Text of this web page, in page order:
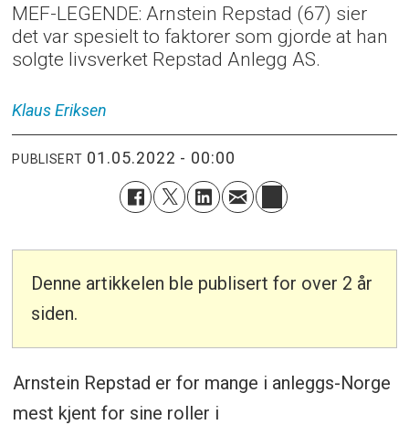
MEF-LEGENDE: Arnstein Repstad (67) sier
det var spesielt to faktorer som gjorde at han
solgte livsverket Repstad Anlegg AS.
Klaus Eriksen
PUBLISERT 01.05.2022 - 00:00
Denne artikkelen ble publisert for over 2 år
siden.
Arnstein Repstad er for mange i anleggs-Norge
mest kjent for sine roller i